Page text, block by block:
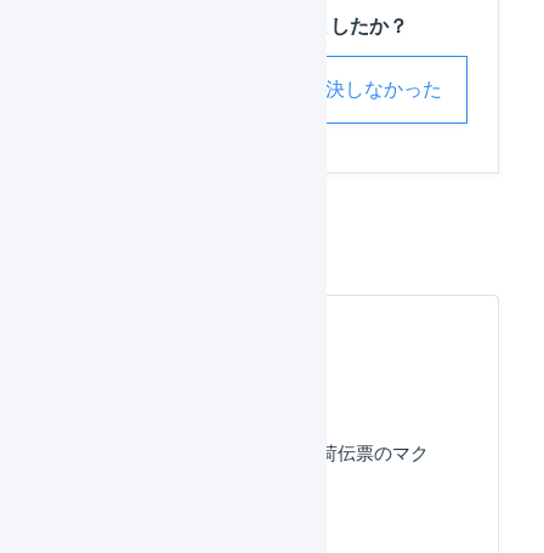
この記事は役に立ちましたか？
解決しなかった
受注伝票のマクロと出荷伝票のマク